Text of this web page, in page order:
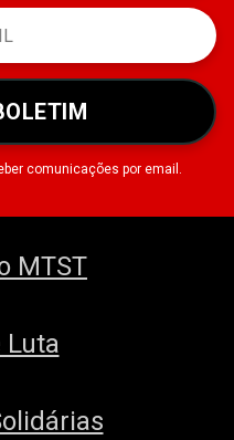
comunicações por email.
MTST
Luta